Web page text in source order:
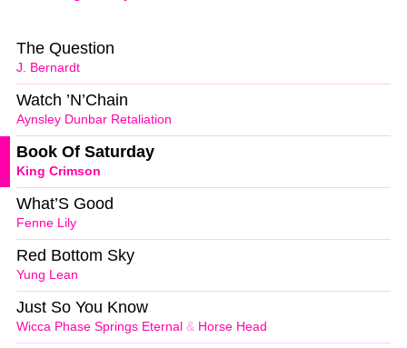
J. Bernardt
The Question
Aynsley Dunbar Retaliation
Watch ’N’Chain
King Crimson
Book Of Saturday
Fenne Lily
What’S Good
Yung Lean
Red Bottom Sky
Wicca Phase Springs Eternal & Horse Head
Just So You Know